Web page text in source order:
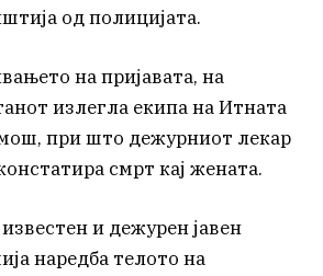
од полицијата.
на пријавата, на
излегла екипа на Итната
при што дежурниот лекар
смрт кај жената.
и дежурен јавен
наредба телото на